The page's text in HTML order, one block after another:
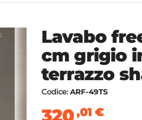
Lavabo
cm grigio
terrazzo
Codice: ARF-49TS
,01 €